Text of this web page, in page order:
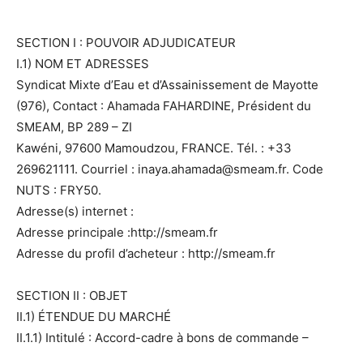
SECTION I : POUVOIR ADJUDICATEUR
I.1) NOM ET ADRESSES
Syndicat Mixte d’Eau et d’Assainissement de Mayotte
(976), Contact : Ahamada FAHARDINE, Président du
SMEAM, BP 289 – ZI
Kawéni, 97600 Mamoudzou, FRANCE. Tél. : +33
269621111. Courriel : inaya.ahamada@smeam.fr. Code
NUTS : FRY50.
Adresse(s) internet :
Adresse principale :http://smeam.fr
Adresse du profil d’acheteur : http://smeam.fr
SECTION II : OBJET
II.1) ÉTENDUE DU MARCHÉ
II.1.1) Intitulé : Accord-cadre à bons de commande –